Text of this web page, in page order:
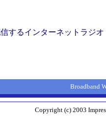
するインターネットラジオ
Broadband
Copyright (c) 2003